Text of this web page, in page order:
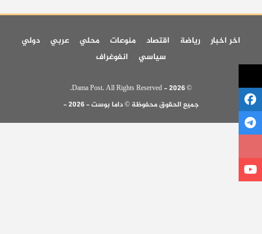
اخر اخبار رياضة اقتصاد منوعات محلي عربي
دولي
سياسي
انفوغراف
© 2026 - Dama Post. All Rights Reserved.
جميع الحقوق محفوظة © داما بوست - 2026 -